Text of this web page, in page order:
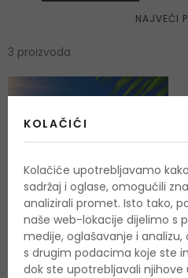
NAJVEĆI
3 proizvoda
KOLAČIĆI
Kolačiće upotrebljavamo
sadržaj i oglase, omogućili
analizirali promet. Isto tako,
naše web-lokacije dijelimo s
medije, oglašavanje i
s drugim podacima koje ste
dok ste upotrebljavali njihove